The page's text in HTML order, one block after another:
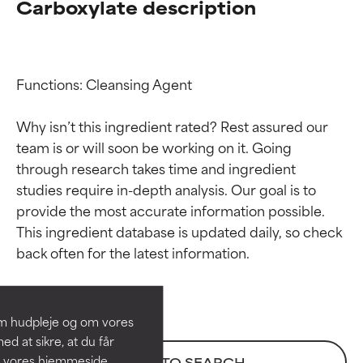
hudpleje og om vores
at sikre, at du får
Carboxylate description
Functions: Cleansing Agent
Why isn’t this ingredient rated? Rest assured our
team is or will soon be working on it. Going
through research takes time and ingredient
studies require in-depth analysis. Our goal is to
provide the most accurate information possible.
This ingredient database is updated daily, so check
Ratings af
ingredienser
Dokumenteret og understøttet
af uafhængige studier.
Fremragende aktiv ingrediens til
Ratings af
ingredienser
Dokumenteret og understøttet
af uafhængige studier.
Fremragende aktiv ingrediens til